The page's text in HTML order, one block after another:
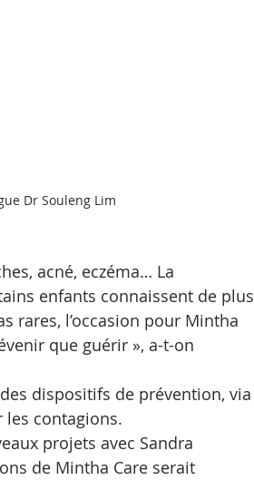
Dr Souleng Lim
acné, eczéma… La
enfants connaissent de plus
rares, l’occasion pour Mintha
que guérir », a-t-on
dispositifs de prévention, via
contagions.
projets avec Sandra
de Mintha Care serait